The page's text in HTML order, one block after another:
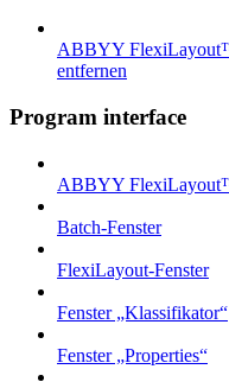
ABBYY
entfernen
Program interface
ABBYY
Batch-Fenster
FlexiLayout-Fenster
Fenster „Klassifikator“
Fenster „Properties“